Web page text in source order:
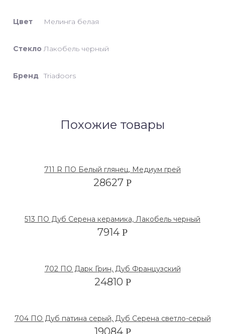
Цвет Мелинга белая
Стекло Лакобель черный
Бренд Triadoors
Похожие товары
711 R ПО Белый глянец, Медиум грей
28627 Р
513 ПО Дуб Серена керамика, Лакобель черный
7914 Р
702 ПО Дарк Грин, Дуб Французский
24810 Р
704 ПО Дуб патина серый, Дуб Серена светло-серый
19084 Р